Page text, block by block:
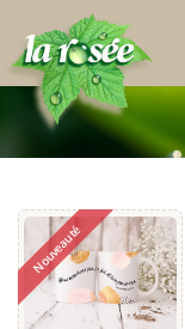
Login:
Mot de passe:
Désignation